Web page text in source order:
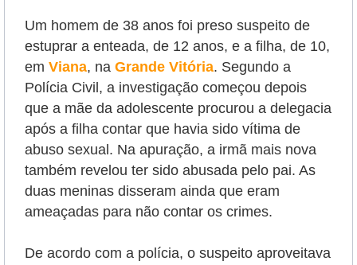
Um homem de 38 anos foi preso suspeito de
estuprar a enteada, de 12 anos, e a filha, de 10,
em Viana, na Grande Vitória. Segundo a
Polícia Civil, a investigação começou depois
que a mãe da adolescente procurou a delegacia
após a filha contar que havia sido vítima de
abuso sexual. Na apuração, a irmã mais nova
também revelou ter sido abusada pelo pai. As
duas meninas disseram ainda que eram
ameaçadas para não contar os crimes.
De acordo com a polícia, o suspeito aproveitava